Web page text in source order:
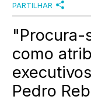
PARTILHAR
"Procura-
como
Pedro